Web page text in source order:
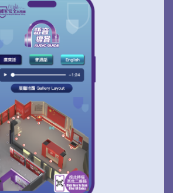
們的社交媒體，緊貼最新資訊！
微博